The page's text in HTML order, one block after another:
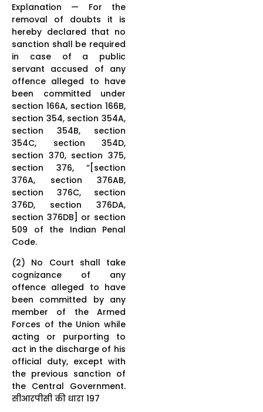
Explanation — For the
removal of doubts it is
hereby declared that no
sanction shall be required
in case of a public
servant accused of any
offence alleged to have
been committed under
section 166A, section 166B,
section 354, section 354A,
section 354B, section
354C, section 354D,
section 370, section 375,
section 376, “[section
376A, section 376AB,
section 376C, section
376D, section 376DA,
section 376DB] or section
509 of the Indian Penal
Code.
(2) No Court shall take
cognizance of any
offence alleged to have
been committed by any
member of the Armed
Forces of the Union while
acting or purporting to
act in the discharge of his
official duty, except with
the previous sanction of
the Central Government.
सीआरपीसी की धारा 197